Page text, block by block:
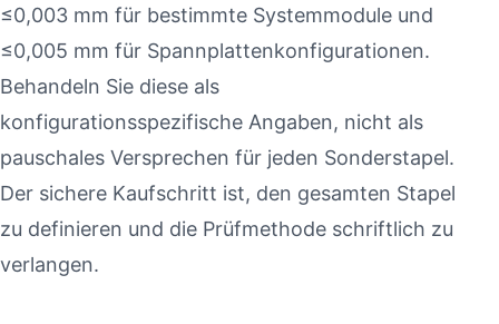
≤0,003 mm für bestimmte Systemmodule und
≤0,005 mm für Spannplattenkonfigurationen.
Behandeln Sie diese als
konfigurationsspezifische Angaben, nicht als
pauschales Versprechen für jeden Sonderstapel.
Der sichere Kaufschritt ist, den gesamten Stapel
zu definieren und die Prüfmethode schriftlich zu
verlangen.